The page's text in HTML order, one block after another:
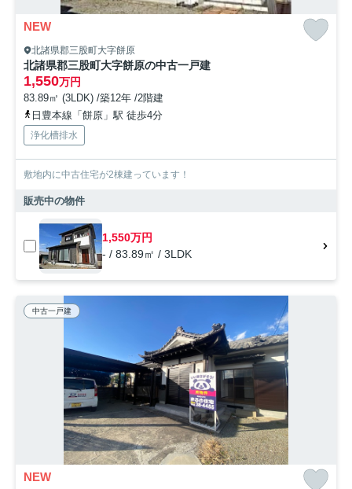
NEW
北諸県郡三股町大字餅原
北諸県郡三股町大字餅原の中古一戸建
1,550万円
83.89㎡ (3LDK) /築12年 /2階建
日豊本線「餅原」駅 徒歩4分
浄化槽排水
敷地内に中古住宅が2棟建っています！
販売中の物件
1,550万円
- / 83.89㎡ / 3LDK
中古一戸建
NEW